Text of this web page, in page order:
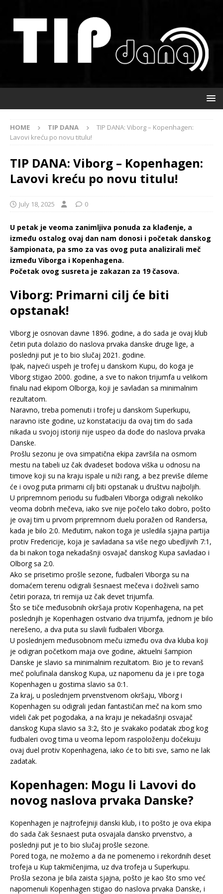
HOME TIP DANA
TIP DANA: Viborg – Kopenhagen:
Lavovi kreću po novu titulu!
TIP DANA: Viborg – Kopenhagen:
Lavovi kreću po novu titulu!
July 18, 2025 0
U petak je veoma zanimljiva ponuda za klađenje, a
između ostalog ovaj dan nam donosi i početak danskog
šampionata, pa smo za vas ovog puta analizirali meč
između Viborga i Kopenhagena.
Početak ovog susreta je zakazan za 19 časova.
Viborg: Primarni cilj će biti
opstanak!
Viborg je osnovan davne 1896. godine, a do sada je ovaj klub
četiri puta dolazio do naslova prvaka danske druge lige, a
poslednji put je to bio slučaj 2021. godine.
Ipak, najveći uspeh je trofej u danskom Kupu, do koga je
Viborg stigao 2000. godine, a sve to nakon trijumfa u velikom
finalu nad ekipom Olborga, koji je savladan sa minimalnim
rezultatom.
Naravno, treba pomenuti i trofej u danskom Superkupu,
naravno iste godine, uz konstataciju da ovaj tim do sada
nikada u svojoj istoriji nije uspeo da dođe do naslova prvaka
Danske.
Prošlu sezonu je ova simpatična ekipa završila na osmom
mestu na tabeli uz čak dvadeset bodova viška u odnosu na
timove koji su na kraju ispale u niži rang, a bez previše dileme
će i ovog puta primarni cilj biti opstanak u društvu najboljih.
U pripremnom periodu su fudbaleri Viborga odigrali nekoliko
veoma dobrih mečeva, iako sve nije počelo tako dobro, pošto
je ovaj tim u prvom pripremnom duelu poražen od Randersa,
kada je bilo 2:0. Međutim, nakon toga je usledila sjajna partija
protiv Fredericije, koja je savladana sa više nego ubedljivih 7:1,
da bi nakon toga nekadašnji osvajač danskog Kupa savladao i
Olborg sa 2:0.
Ako se prisetimo prošle sezone, fudbaleri Viborga su na
domaćem terenu odigrali šesnaest mečeva i doživeli samo
četiri poraza, tri remija uz čak devet trijumfa.
Što se tiče međusobnih okršaja protiv Kopenhagena, na pet
poslednjih je Kopenhagen ostvario dva trijumfa, jednom je bilo
nerešeno, a dva puta su slavili fudbaleri Viborga.
U poslednjem međusobnom meču između ova dva kluba koji
je odigran početkom maja ove godine, aktuelni šampion
Danske je slavio sa minimalnim rezultatom. Bio je to revanš
meč polufinala danskog Kupa, uz napomenu da je i pre toga
Kopenhagen u gostima slavio sa 0:1.
Za kraj, u poslednjem prvenstvenom okršaju, Viborg i
Kopenhagen su odigrali jedan fantastičan meč na kom smo
videli čak pet pogodaka, a na kraju je nekadašnji osvajač
danskog Kupa slavio sa 3:2, što je svakako podatak zbog kog
fudbaleri ovog tima u veoma lepom raspoloženju dočekuju
ovaj duel protiv Kopenhagena, iako će to biti sve, samo ne lak
zadatak.
Kopenhagen: Mogu li Lavovi do
novog naslova prvaka Danske?
Kopenhagen je najtrofejniji danski klub, i to pošto je ova ekipa
do sada čak šesnaest puta osvajala dansko prvenstvo, a
poslednji put je to bio slučaj prošle sezone.
Pored toga, ne možemo a da ne pomenemo i rekordnih deset
trofeja u Kup takmičenjima, uz dva trofeja u Superkupu.
Prošla sezona je bila zaista sjajna, pošto je kao što smo već
napomenuli Kopenhagen stigao do naslova prvaka Danske, i